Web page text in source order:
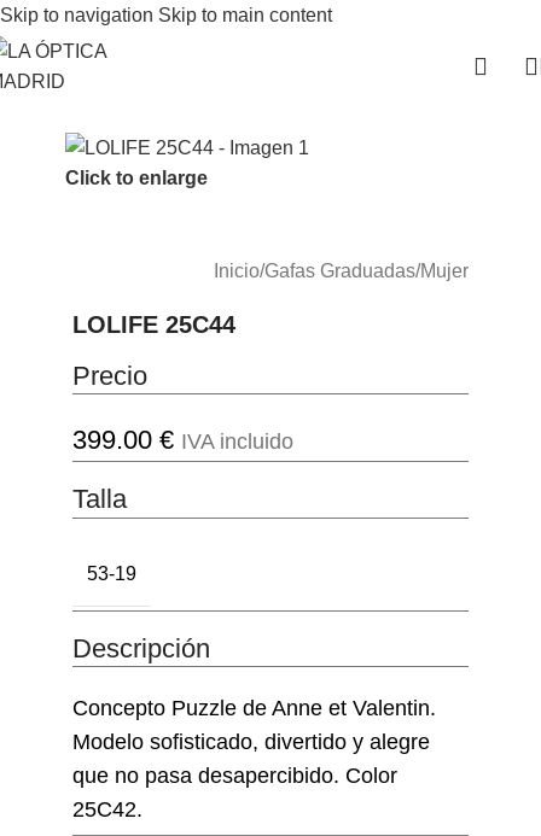
Skip to navigation Skip to main content
Click to enlarge
Inicio/Gafas Graduadas/Mujer
LOLIFE 25C44
Precio
399.00 € IVA incluido
Talla
53-19
Descripción
Concepto Puzzle de Anne et Valentin.
Modelo sofisticado, divertido y alegre
que no pasa desapercibido. Color
25C42.